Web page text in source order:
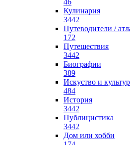
46
Кулинария
3442
Путеводители /
172
Путешествия
3442
Биографии
389
Искуство и
484
История
3442
Публицистика
3442
Дом или хобби